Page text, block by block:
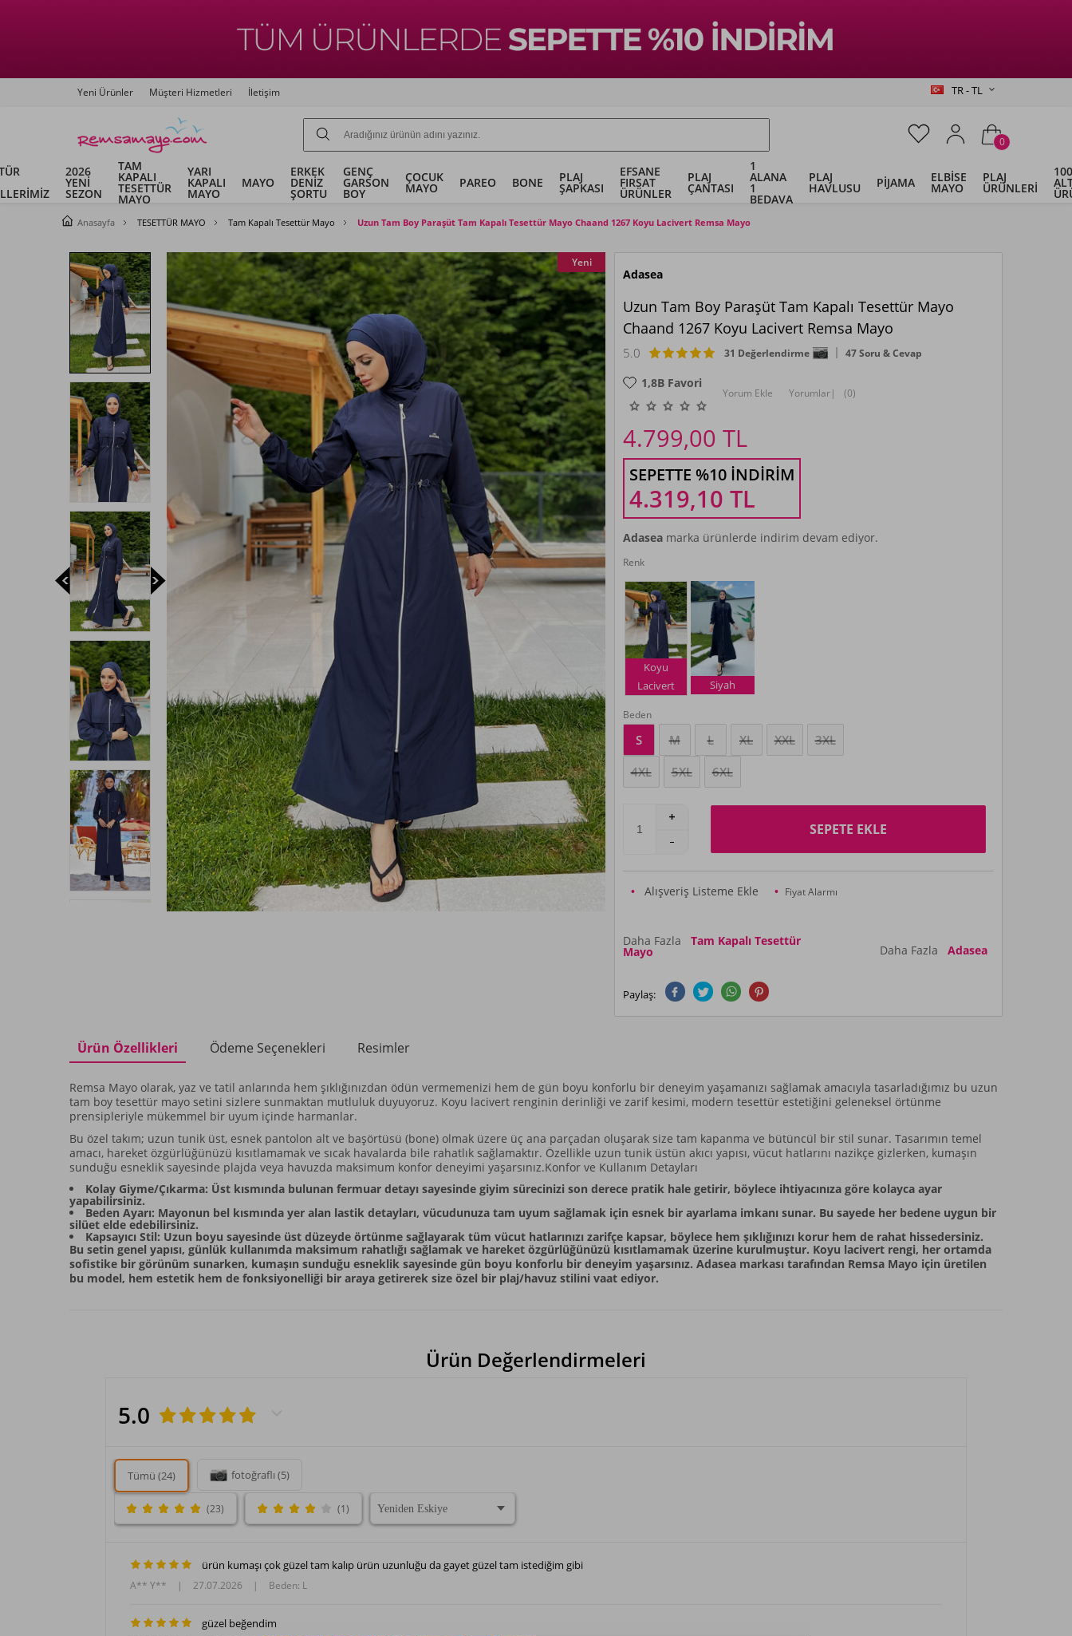
Yeni Ürünler Müşteri Hizmetleri İletişim TR - TL
0
2026
YENİ
SEZON
TAM
KAPALI
TESETTÜR
MAYO
YARI
KAPALI
MAYO
MAYO
ERKEK
DENİZ
ŞORTU
GENÇ
GARSON
BOY
ÇOCUK
MAYO PAREO BONE PLAJ
ŞAPKASI
EFSANE
FIRSAT
ÜRÜNLER
PLAJ
ÇANTASI
1
ALANA
1
BEDAVA
PLAJ
HAVLUSU PİJAMA ELBİSE
MAYO
PLAJ
ÜRÜNLERİ
Anasayfa TESETTÜR MAYO Tam Kapalı Tesettür Mayo Uzun Tam Boy Paraşüt Tam Kapalı Tesettür Mayo Chaand 1267 Koyu Lacivert Remsa Mayo
Yeni
Adasea
Uzun Tam Boy Paraşüt Tam Kapalı Tesettür Mayo
Chaand 1267 Koyu Lacivert Remsa Mayo
5.0 31 Değerlendirme 47 Soru & Cevap
1,8BFavori
Yorum Ekle Yorumlar| (0)
4.799,00 TL
SEPETTE %10 İNDIRIM
4.319,10 TL
Adaseamarka ürünlerde indirim devam ediyor.
Renk
Koyu
Lacivert
Siyah
Beden
S M L XL XXL
3XL
4XL
5XL 6XL
SEPETE EKLE
Alışveriş Listeme Ekle Fiyat Alarmı
Daha Fazla Tam Kapalı Tesettür
Mayo Daha Fazla Adasea
Paylaş:
Ürün Özellikleri Ödeme Seçenekleri Resimler
Remsa Mayo olarak, yaz ve tatil anlarında hem şıklığınızdan ödün vermemenizi hem de gün boyu konforlu bir deneyim yaşamanızı sağlamak amacıyla tasarladığımız bu uzun
tam boy tesettür mayo setini sizlere sunmaktan mutluluk duyuyoruz. Koyu lacivert renginin derinliği ve zarif kesimi, modern tesettür estetiğini geleneksel örtünme
prensipleriyle mükemmel bir uyum içinde harmanlar.
Bu özel takım; uzun tunik üst, esnek pantolon alt ve başörtüsü (bone) olmak üzere üç ana parçadan oluşarak size tam kapanma ve bütüncül bir stil sunar. Tasarımın temel
amacı, hareket özgürlüğünüzü kısıtlamamak ve sıcak havalarda bile rahatlık sağlamaktır. Özellikle uzun tunik üstün akıcı yapısı, vücut hatlarını nazikçe gizlerken, kumaşın
sunduğu esneklik sayesinde plajda veya havuzda maksimum konfor deneyimi yaşarsınız.Konfor ve Kullanım Detayları
Kolay Giyme/Çıkarma: Üst kısmında bulunan fermuar detayı sayesinde giyim sürecinizi son derece pratik hale getirir, böylece ihtiyacınıza göre kolayca ayar
yapabilirsiniz.
Beden Ayarı: Mayonun bel kısmında yer alan lastik detayları, vücudunuza tam uyum sağlamak için esnek bir ayarlama imkanı sunar. Bu sayede her bedene uygun bir
silüet elde edebilirsiniz.
Kapsayıcı Stil: Uzun boyu sayesinde üst düzeyde örtünme sağlayarak tüm vücut hatlarınızı zarifçe kapsar, böylece hem şıklığınızı korur hem de rahat hissedersiniz.
Bu setin genel yapısı, günlük kullanımda maksimum rahatlığı sağlamak ve hareket özgürlüğünüzü kısıtlamamak üzerine kurulmuştur. Koyu lacivert rengi, her ortamda
sofistike bir görünüm sunarken, kumaşın sunduğu esneklik sayesinde gün boyu konforlu bir deneyim yaşarsınız. Adasea markası tarafından Remsa Mayo için üretilen
bu model, hem estetik hem de fonksiyonelliği bir araya getirerek size özel bir plaj/havuz stilini vaat ediyor.
Ürün Değerlendirmeleri
5.0
Tümü (24) fotoğraflı (5)
(23) (1)
ürün kumaşı çok güzel tam kalıp ürün uzunluğu da gayet güzel tam istediğim gibi
A** Y** | 27.07.2026 | Beden: L
güzel beğendim